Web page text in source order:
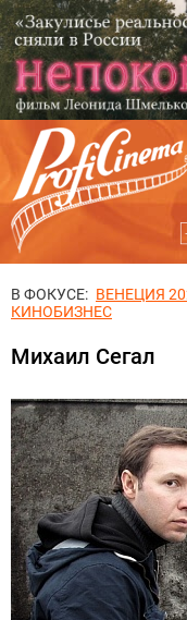
В ФОКУСЕ: ВЕНЕЦИЯ
КИНОБИЗНЕС
Михаил Сегал